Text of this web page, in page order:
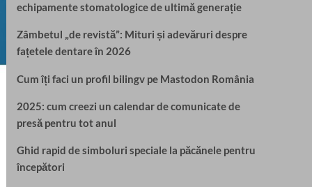
echipamente stomatologice de ultimă generație
Zâmbetul „de revistă”: Mituri și adevăruri despre
fațetele dentare în 2026
Cum îți faci un profil bilingv pe Mastodon România
2025: cum creezi un calendar de comunicate de
presă pentru tot anul
Ghid rapid de simboluri speciale la păcănele pentru
începători